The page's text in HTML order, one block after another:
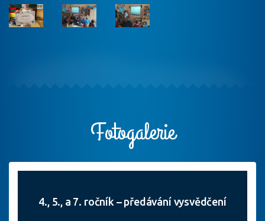
Fotogalerie
4., 5., a 7. ročník – předávání vysvědčení